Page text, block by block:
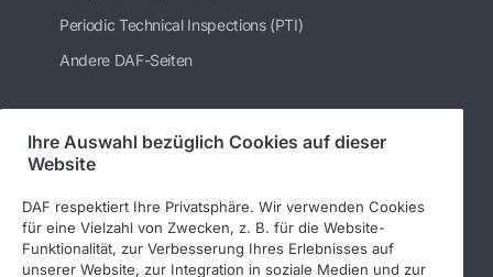
Periodic Technical Inspections (PTI)
Andere DAF-Seiten
Folgen Sie uns
Ihre Auswahl bezüglich Cookies auf dieser
Website
DAF respektiert Ihre Privatsphäre. Wir verwenden Cookies
für eine Vielzahl von Zwecken, z. B. für die Website-
Funktionalität, zur Verbesserung Ihres Erlebnisses auf
unserer Website, zur Integration in soziale Medien und zur